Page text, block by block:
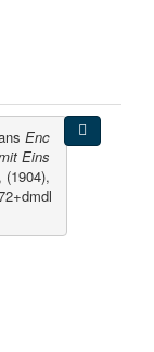
Enc
Eins
(1904),